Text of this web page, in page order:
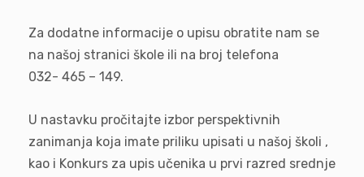
Za dodatne informacije o upisu obratite nam se
na našoj stranici škole ili na broj telefona
032- 465 – 149.
U nastavku pročitajte izbor perspektivnih
zanimanja koja imate priliku upisati u našoj školi ,
kao i Konkurs za upis učenika u prvi razred srednje